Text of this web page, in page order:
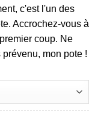
c'est l'un des
Accrochez-vous à
coup. Ne
mon pote !